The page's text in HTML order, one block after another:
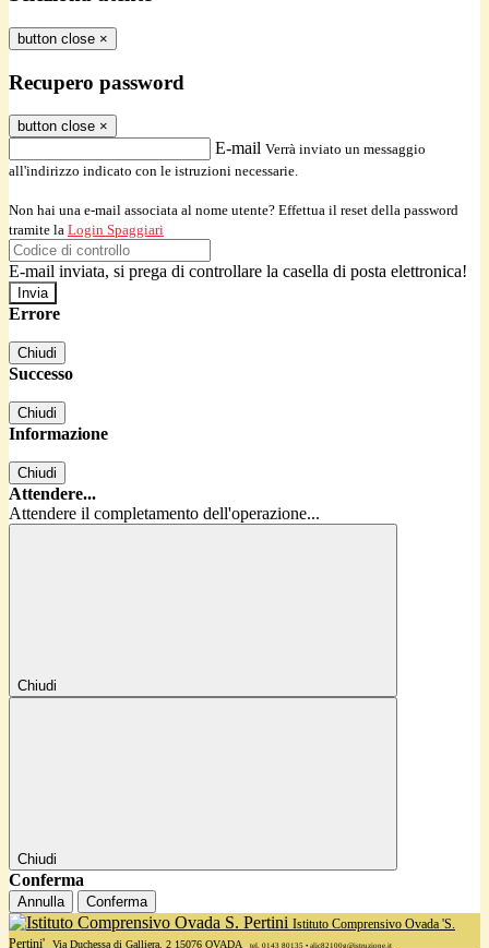
button close ×
Recupero password
button close ×
E-mail Verrà inviato un messaggio
all'indirizzo indicato con le istruzioni necessarie.
Non hai una e-mail associata al nome utente? Effettua il reset della password
tramite la Login Spaggiari
E-mail inviata, si prega di controllare la casella di posta elettronica!
Errore
Chiudi
Successo
Chiudi
Informazione
Chiudi
Attendere...
Attendere il completamento dell'operazione...
Chiudi
Chiudi
Conferma
Annulla Conferma
Istituto Comprensivo Ovada 'S.
Pertini'
Via Duchessa di Galliera, 2 15076 OVADA tel. 0143 80135 • alic82100g@istruzione.it